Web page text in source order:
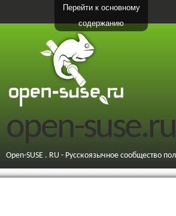
Перейти к основному
содержанию
open-suse.ru
Open-SUSE . RU - Русскоязычное сообщество